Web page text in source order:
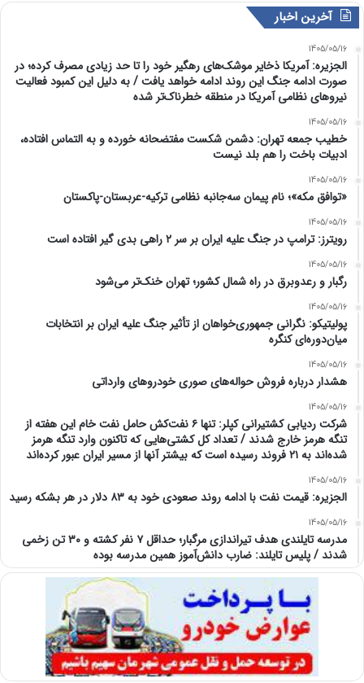
آخرین اخبار
1405/05/16
الجزیره: آمریکا ذخایر موشک‌های رهگیر خود را تا حد زیادی مصرف کرده؛ در
صورت ادامه جنگ این روند ادامه خواهد یافت / به دلیل این کمبود فعالیت
نیرو‌های نظامی آمریکا در منطقه خطرناک‌تر شده
1405/05/16
خطیب جمعه تهران: دشمن شکست مفتضحانه خورده و به التماس افتاده،
ادبیات باخت را هم بلد نیست
1405/05/16
«توافق مکه»؛ نام پیمان سه‌جانبه نظامی ترکیه-عربستان-پاکستان
1405/05/16
رویترز: ترامپ در جنگ علیه ایران بر سر ۲ راهی بدی گیر افتاده است
1405/05/16
رگبار و رعدوبرق در راه شمال کشور؛ تهران خنک‌تر می‌شود
1405/05/16
پولیتیکو: نگرانی جمهوری‌خواهان از تأثیر جنگ علیه ایران بر انتخابات
میان‌دوره‌ای کنگره
1405/05/16
هشدار درباره فروش حواله‌های صوری خودروهای وارداتی
1405/05/16
شرکت ردیابی کشتیرانی کپلر: تنها ۶ نفت‌کش حامل نفت خام این هفته از
تنگه هرمز خارج شدند / تعداد کل کشتی‌هایی که تاکنون وارد تنگه هرمز
شده‌اند به ۲۱ فروند رسیده است که بیشتر آنها از مسیر ایران عبور کرده‌اند
1405/05/16
الجزیره: قیمت نفت با ادامه روند صعودی خود به ۸۳ دلار در هر بشکه رسید
1405/05/16
مدرسه تایلندی هدف تیراندازی مرگبار؛ حداقل ۷ نفر کشته و ۳۰ تن زخمی
شدند / پلیس تایلند: ضارب دانش‌آموز همین مدرسه بوده